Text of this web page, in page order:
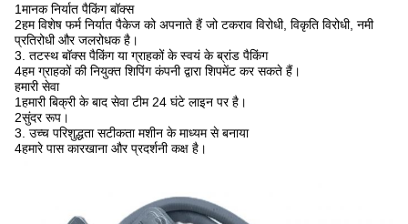
1मानक निर्यात पैकिंग बॉक्स
2हम विशेष फर्म निर्यात पैकेज को अपनाते हैं जो टकराव विरोधी, विकृति विरोधी, नमी
प्रतिरोधी और जलरोधक है।
3. तटस्थ बॉक्स पैकिंग या ग्राहकों के स्वयं के ब्रांड पैकिंग
4हम ग्राहकों की नियुक्त शिपिंग कंपनी द्वारा शिपमेंट कर सकते हैं।
हमारी सेवा
1हमारी बिक्री के बाद सेवा टीम 24 घंटे लाइन पर है।
2सुंदर रूप।
3. उच्च परिशुद्धता सटीकता मशीन के माध्यम से बनाया
4हमारे पास कारखाना और प्रदर्शनी कक्ष है।